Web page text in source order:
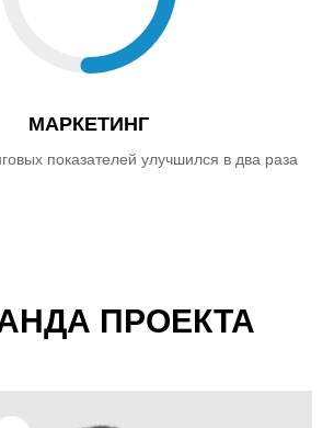
МАРКЕТИНГ
показателей улучшился в два раза
ПРОЕКТА